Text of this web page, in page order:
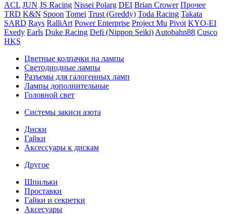
ACL JUN JS Racing Nissei Polarg DEI Brian Crower Прочее
TRD K&N Spoon Tomei Trust (Greddy) Toda Racing Takata
SARD Rays RalliArt Power Enterprise Project Mu Pivot KYO-EI
Exedy Earls Duke Racing Defi (Nippon Seiki) Autobahn88 Cusco
HKS
Цветные колпачки на лампы
Светодиодные лампы
Разъемы для галогенных ламп
Лампы дополнительные
Головной свет
Системы закиси азота
Диски
Гайки
Аксессуары к дискам
Другое
Шпильки
Проставки
Гайки и секретки
Аксесуары